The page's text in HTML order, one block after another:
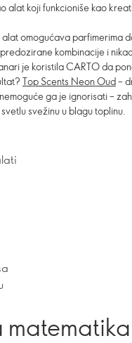
alat koji funkcioniše kao
omogućava parfimerima
kombinacije i
je koristila CARTO da
Top Scents Neon Oud–
ga je ignorisati –
svežinu u blagu toplinu.
matematika